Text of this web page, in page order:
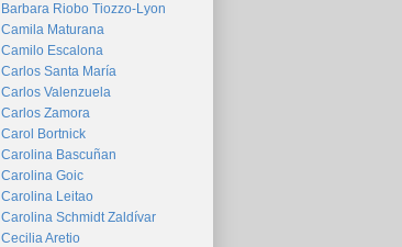
Barbara Riobo Tiozzo-Lyon
Camila Maturana
Camilo Escalona
Carlos Santa María
Carlos Valenzuela
Carlos Zamora
Carol Bortnick
Carolina Bascuñan
Carolina Goic
Carolina Leitao
Carolina Schmidt Zaldívar
Cecilia Aretio